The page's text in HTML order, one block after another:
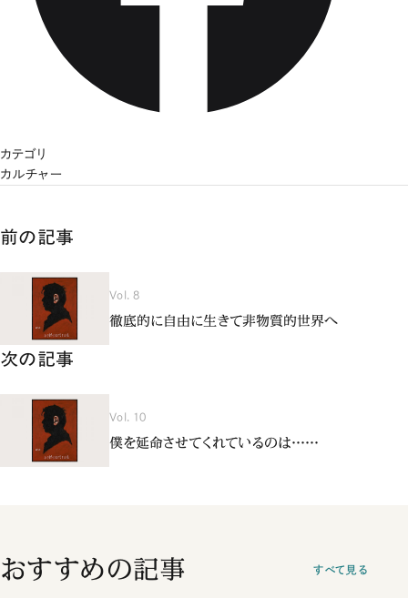
カテゴリ
カルチャー
前の記事
Vol. 8
徹底的に自由に生きて非物質的世界へ
次の記事
Vol. 10
僕を延命させてくれているのは……
おすすめの記事 すべて見る